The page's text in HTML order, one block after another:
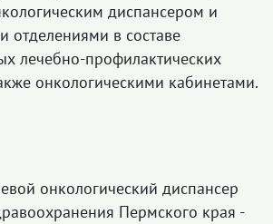
диспансером и
отделениями в составе
лечебно-профилактических
онкологическими кабинетами.
онкологический диспансер
Пермского края -